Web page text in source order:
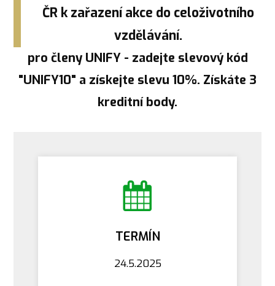
ČR k zařazení akce do celoživotního
vzdělávání.
pro členy UNIFY - zadejte slevový kód
"UNIFY10" a získejte slevu 10%. Získáte 3
kreditní body.
TERMÍN
24.5.2025